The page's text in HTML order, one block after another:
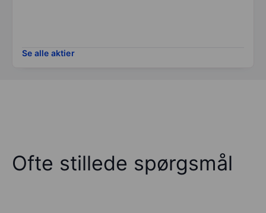
Se alle aktier
Ofte stillede spørgsmål